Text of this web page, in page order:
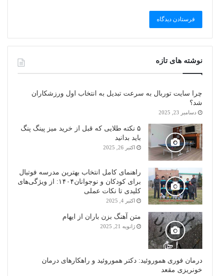
نوشته های تازه
چرا سایت توربال به ‌سرعت تبدیل به انتخاب اول ورزشکاران
شد؟
دسامبر 23, 2025
۵ نکته طلایی که قبل از خرید میز پینگ پنگ
باید بدانید
اکتبر 26, 2025
راهنمای کامل انتخاب بهترین مدرسه فوتبال
برای کودکان و نوجوانان۱۴۰۴: از ویژگی‌های
کلیدی تا نکات عملی
اکتبر 4, 2025
متن آهنگ بزن باران از ایهام
ژانویه 21, 2025
درمان فوری هموروئید: دکتر هموروئید و راهکارهای درمان
خونریزی مقعد